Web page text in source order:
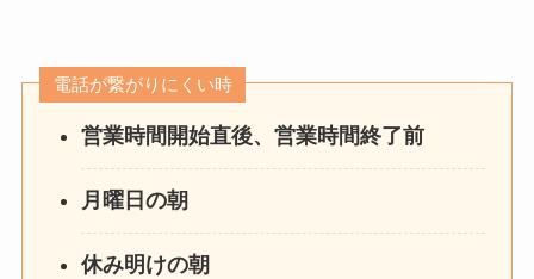
電話が繋がりにくい時
営業時間開始直後、営業時間終了前
月曜日の朝
休み明けの朝